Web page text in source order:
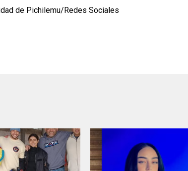
de Pichilemu/Redes Sociales